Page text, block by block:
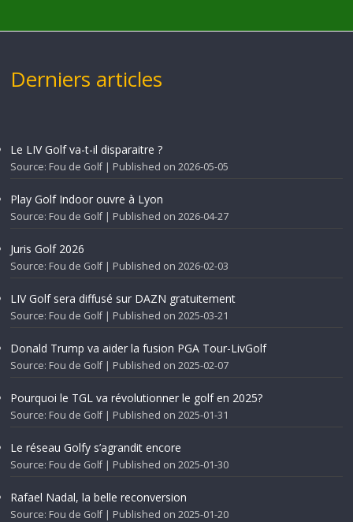
Derniers articles
Le LIV Golf va-t-il disparaitre ?
Source: Fou de Golf Published on 2026-05-05
Play Golf Indoor ouvre à Lyon
Source: Fou de Golf Published on 2026-04-27
Juris Golf 2026
Source: Fou de Golf Published on 2026-02-03
LIV Golf sera diffusé sur DAZN gratuitement
Source: Fou de Golf Published on 2025-03-21
Donald Trump va aider la fusion PGA Tour-LivGolf
Source: Fou de Golf Published on 2025-02-07
Pourquoi le TGL va révolutionner le golf en 2025?
Source: Fou de Golf Published on 2025-01-31
Le réseau Golfy s’agrandit encore
Source: Fou de Golf Published on 2025-01-30
Rafael Nadal, la belle reconversion
Source: Fou de Golf Published on 2025-01-20